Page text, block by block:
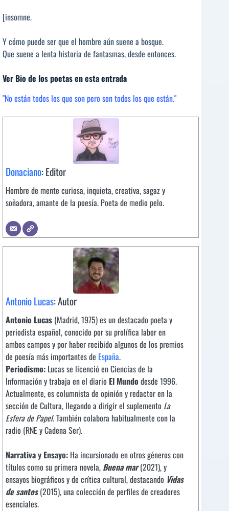
[insomne.
Y cómo puede ser que el hombre aún suene a bosque.
Que suene a lenta historia de fantasmas, desde entonces.
Ver Bio de los poetas en esta entrada
"No están todos los que son pero son todos los que están."
Donaciano: Editor
Hombre de mente curiosa, inquieta, creativa, sagaz y
soñadora, amante de la poesía. Poeta de medio pelo.
Antonio Lucas: Autor
Antonio Lucas (Madrid, 1975) es un destacado poeta y
periodista español, conocido por su prolífica labor en
ambos campos y por haber recibido algunos de los premios
de poesía más importantes de España.
Periodismo: Lucas se licenció en Ciencias de la
Información y trabaja en el diario El Mundo desde 1996.
Actualmente, es columnista de opinión y redactor en la
sección de Cultura, llegando a dirigir el suplemento La
Esfera de Papel. También colabora habitualmente con la
radio (RNE y Cadena Ser).
Narrativa y Ensayo: Ha incursionado en otros géneros con
títulos como su primera novela, Buena mar(2021), y
ensayos biográficos y de crítica cultural, destacando Vidas
de santos(2015), una colección de perfiles de creadores
esenciales.